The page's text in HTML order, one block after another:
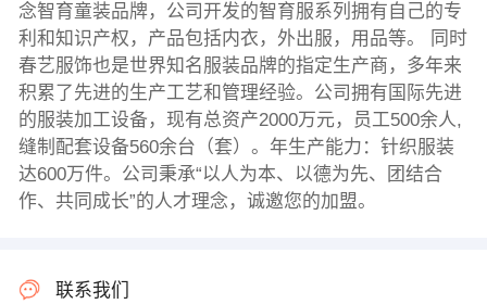
念智育童装品牌，公司开发的智育服系列拥有自己的专
利和知识产权，产品包括内衣，外出服，用品等。 同时
春艺服饰也是世界知名服装品牌的指定生产商，多年来
积累了先进的生产工艺和管理经验。公司拥有国际先进
的服装加工设备，现有总资产2000万元，员工500余人,
缝制配套设备560余台（套）。年生产能力：针织服装
达600万件。公司秉承“以人为本、以德为先、团结合
作、共同成长”的人才理念，诚邀您的加盟。
联系我们